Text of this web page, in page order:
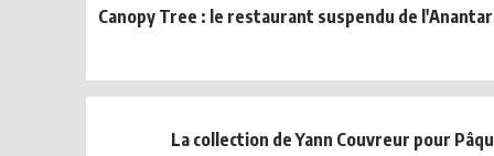
Canopy Tree : le restaurant suspendu de
La collection de Yann Couvreur pour